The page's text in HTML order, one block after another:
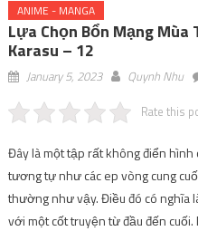
ANIME - MANGA
Lựa Chọn Bổn Mạng Mùa
Karasu – 12
January 5, 2023 Quynh Nhu
Rate this
Đây là một tập rất không điển hình
tương tự như các ep vòng cung
thường như vậy. Điều đó có nghĩa
với một cốt truyện từ đầu đến